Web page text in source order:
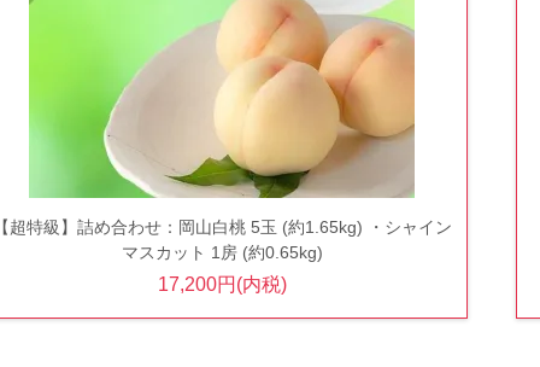
【超特級】詰め合わせ：岡山白桃 5玉 (約1.65kg) ・シャイン
マスカット 1房 (約0.65kg)
17,200円(内税)